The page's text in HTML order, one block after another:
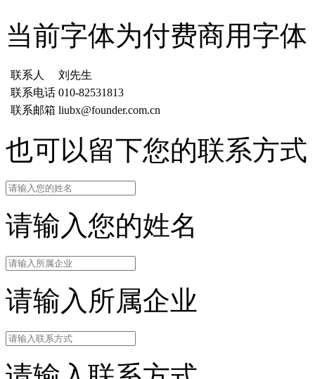
当前字体为付费商用字
联系人
刘先生
联系电话 010-82531813
联系邮箱 liubx@founder.com.cn
也可以留下您的联系方
请输入您的姓名
请输入所属企业